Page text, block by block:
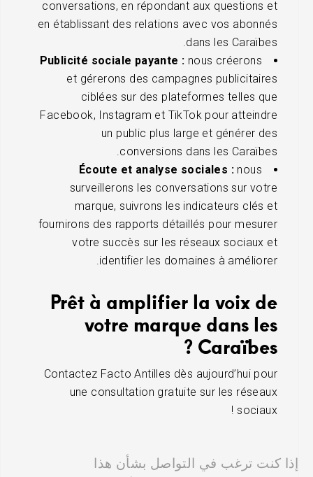
conversations, en répondant aux questions et
en établissant des relations avec vos abonnés
dans les Caraïbes.
Publicité sociale payante : nous créerons
et gérerons des campagnes publicitaires
ciblées sur des plateformes telles que
Facebook, Instagram et TikTok pour atteindre
un public plus large et générer des
conversions dans les Caraïbes.
Écoute et analyse sociales : nous
surveillerons les conversations sur votre
marque, suivrons les indicateurs clés et
fournirons des rapports détaillés pour mesurer
votre succès sur les réseaux sociaux et
identifier les domaines à améliorer.
Prêt à amplifier la voix de
votre marque dans les
Caraïbes ?
Contactez Facto Antilles dès aujourd’hui pour
une consultation gratuite sur les réseaux
sociaux !
إذا كنت ترغب في التواصل بشأن هذا